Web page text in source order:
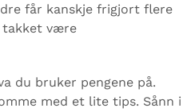
får kanskje frigjort flere
takket være
du bruker pengene på.
med et lite tips. Sånn i